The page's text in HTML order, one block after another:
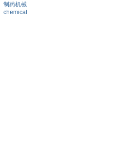
制药机械
chemical